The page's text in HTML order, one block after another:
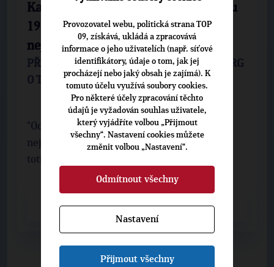
Karel Schwarzenberg v Plzni: Od roku
1990 jsou tyto volby vůbec
nejdůležitější
PŘEDSEDA TOP 09 KAREL SCHWARZENBERG
O TOMTO VÍKENDU NAVŠTÍVIL PLZEŇ
"Od roku 1990 jsou tyto volby vůbec
nejdůležitější. Jde v nich o mnoho. Jde nyní
totiž o obranu naší demokracie," těmito ...
CELÝ ČLÁNEK
Provozovatel webu, politická strana TOP
09, získává, ukládá a zpracovává
informace o jeho uživatelích (např. síťové
identifikátory, údaje o tom, jak jej
procházejí nebo jaký obsah je zajímá). K
tomuto účelu využívá soubory cookies.
Pro některé účely zpracování těchto
údajů je vyžadován souhlas uživatele,
který vyjádříte volbou „Přijmout
všechny“. Nastavení cookies můžete
změnit volbou „Nastavení“.
Odmítnout všechny
Nastavení
Přijmout všechny